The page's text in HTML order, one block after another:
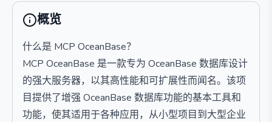
概览
什么是 MCP OceanBase？
MCP OceanBase 是一款专为 OceanBase 数据库设计
的强大服务器，以其高性能和可扩展性而闻名。该项
目提供了增强 OceanBase 数据库功能的基本工具和
功能，使其适用于各种应用，从小型项目到大型企业